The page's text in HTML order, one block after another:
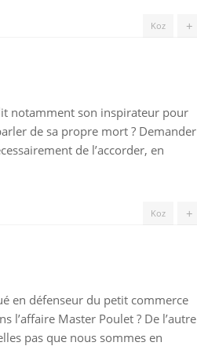
+
Koz
notamment son inspirateur pour
de sa propre mort ? Demander
de l’accorder, en
+
Koz
en défenseur du petit commerce
l’affaire Master Poulet ? De l’autre
pas que nous sommes en